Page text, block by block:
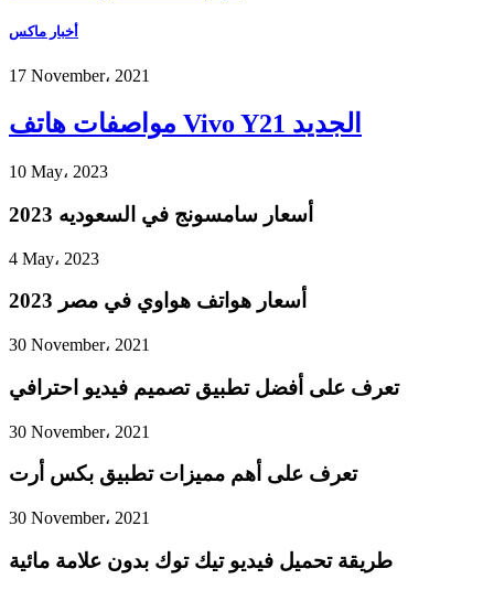
أخبار ماكس
17 November، 2021
مواصفات هاتف Vivo Y21 الجديد
10 May، 2023
أسعار سامسونج في السعوديه 2023
4 May، 2023
أسعار هواتف هواوي في مصر 2023
30 November، 2021
تعرف على أفضل تطبيق تصميم فيديو احترافي
30 November، 2021
تعرف على أهم مميزات تطبيق بكس أرت
30 November، 2021
طريقة تحميل فيديو تيك توك بدون علامة مائية